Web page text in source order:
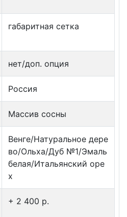
габаритная сетка
нет/доп. опция
Россия
Массив сосны
Венге/Натуральное дере
во/Ольха/Дуб №1/Эмаль
белая/Итальянский оре
х
+ 2 400 p.